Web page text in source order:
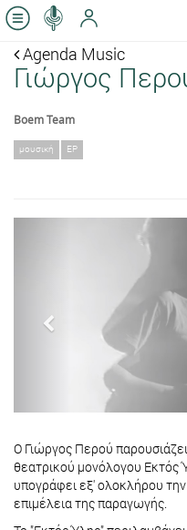
Agenda Music
Γιώργος
Boem Team
μουσική EP
Ο Γιώργος Περού
θεατρικού μονόλογου Εκτός
υπογράφει εξ' ολοκλήρου
επιμέλεια της παραγωγής.